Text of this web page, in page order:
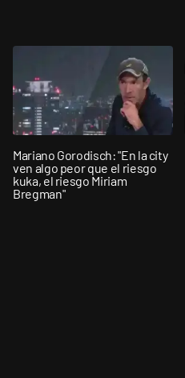
Mariano Gorodisch: "En la city
ven algo peor que el riesgo
kuka, el riesgo Miriam
Bregman"